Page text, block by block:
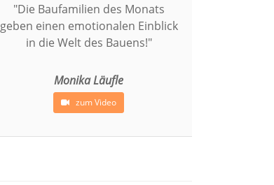
"Die Baufamilien des Monats
geben einen emotionalen Einblick
in die Welt des Bauens!"
Monika Läufle
zum Video